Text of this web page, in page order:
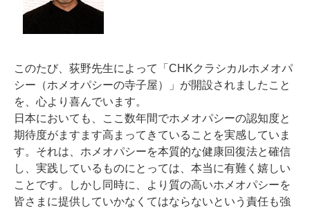
このたび、荻野先生によって「CHKクラシカルホメオパ
シー（ホメオパシーの寺子屋）」が開設されましたこと
を、心より喜んでいます。
日本においても、ここ数年間でホメオパシーの認知度と
期待度がますます高まってきていることを実感していま
す。それは、ホメオパシーを本質的な健康回復法と確信
し、実践しているものにとっては、本当に有難く嬉しい
ことです。しかし同時に、より質の高いホメオパシーを
皆さまに提供していかなくてはならないという責任も強